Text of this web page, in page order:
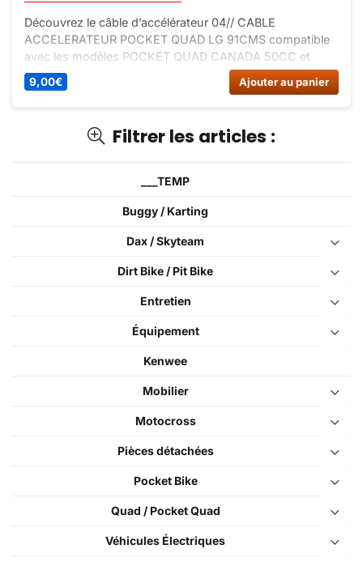
Filtrer les articles :
___TEMP
Buggy / Karting
Dax / Skyteam
Dirt Bike / Pit Bike
Entretien
Équipement
Kenwee
Mobilier
Motocross
Pièces détachées
Pocket Bike
Quad / Pocket Quad
Véhicules Électriques
Découvrez le câble d’accélérateur 04// CABLE
ACCELERATEUR POCKET QUAD LG 91CMS compatible
avec les modèles POCKET QUAD CANADA 50CC et
POCKET QUAD MINI BAZOU 50cc 2024. Assurez-vous
d’une transmission efficace de la commande
9,00€ Ajouter au panier